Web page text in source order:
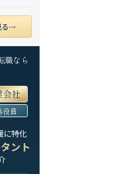
る
職なら
会社
役員
に特化
ント